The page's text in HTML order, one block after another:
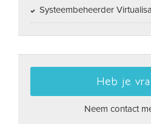
Systeembeheerder
Heb je
Neem contact